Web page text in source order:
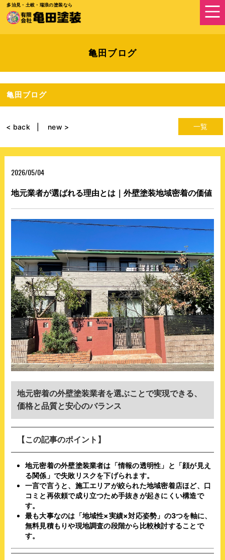
多治見・土岐・瑞浪の塗装なら
亀田ブログ
亀田ブログ
一覧
< back new >
2026/05/04
地元業者が選ばれる理由とは｜外壁塗装地域密着の価値
地元密着の外壁塗装業者を選ぶことで実現できる、
価格と品質と安心のバランス
【この記事のポイント】
地元密着の外壁塗装業者は「情報の透明性」と「顔が見え
る関係」で失敗リスクを下げられます。
一言で言うと、施工エリアが絞られた地域密着店ほど、口
コミと再依頼で成り立つため手抜きが起きにくい構造で
す。
最も大事なのは「地域性×実績×対応姿勢」の3つを軸に、
無料見積もりや現地調査の段階から比較検討することで
す。